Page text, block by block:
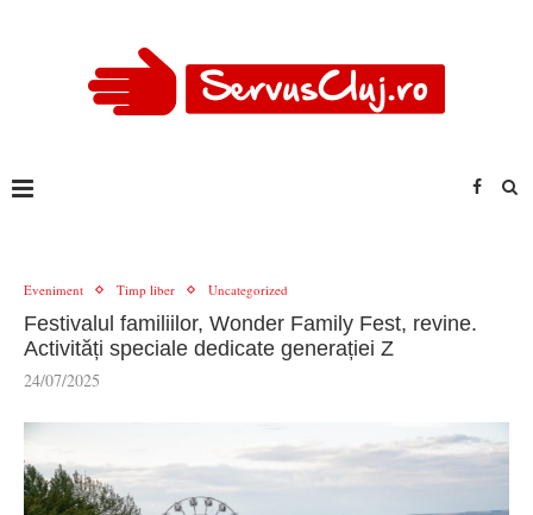
Eveniment Timp liber Uncategorized
Festivalul familiilor, Wonder Family Fest, revine.
Activități speciale dedicate generației Z
24/07/2025